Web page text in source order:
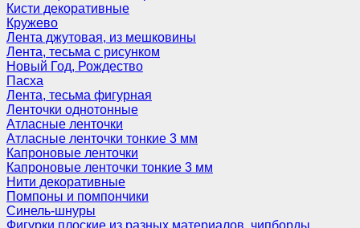
Кисти декоративные
Кружево
Лента джутовая, из мешковины
Лента, тесьма с рисунком
Новый Год, Рождество
Пасха
Лента, тесьма фигурная
Ленточки однотонные
Атласные ленточки
Атласные ленточки тонкие 3 мм
Капроновые ленточки
Капроновые ленточки тонкие 3 мм
Нити декоративные
Помпоны и помпончики
Синель-шнуры
Фигурки плоские из разных материалов, чипборды